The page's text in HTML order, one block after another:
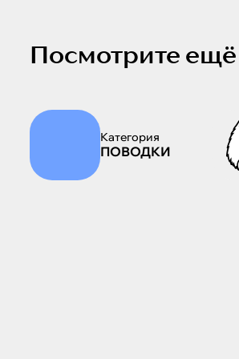
Посмотрите ещё
Категория
ПОВОДКИ